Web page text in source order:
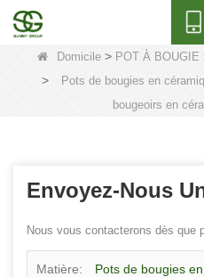
Domicile > POT À BOUGIE
>
Pots de bougies en
bougeoirs en
Envoyez-Nous
Nous vous contacterons dès que
Matière: Pots de bougies